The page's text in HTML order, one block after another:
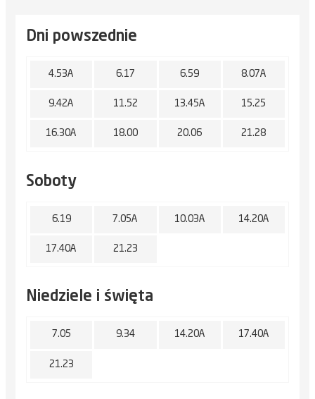
Dni powszednie
4.53A 6.17 6.59 8.07A
9.42A 11.52 13.45A 15.25
16.30A 18.00 20.06 21.28
Soboty
6.19 7.05A 10.03A 14.20A
17.40A 21.23
Niedziele i święta
7.05 9.34 14.20A 17.40A
21.23